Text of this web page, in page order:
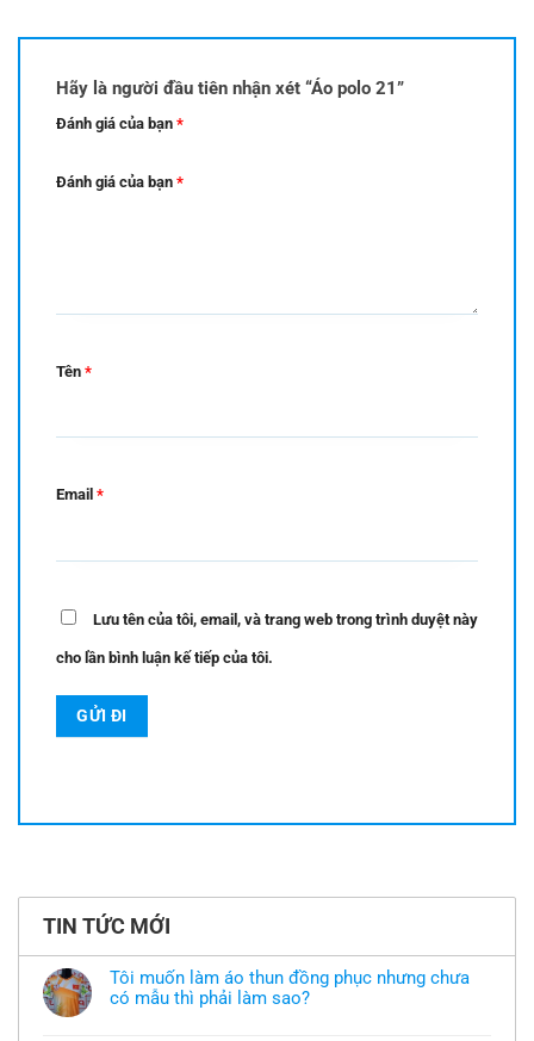
Hãy là người đầu tiên nhận xét “Áo polo 21”
Đánh giá của bạn *
Đánh giá của bạn *
Tên *
Email *
Lưu tên của tôi, email, và trang web trong trình duyệt này
cho lần bình luận kế tiếp của tôi.
TIN TỨC MỚI
Tôi muốn làm áo thun đồng phục nhưng chưa
có mẫu thì phải làm sao?